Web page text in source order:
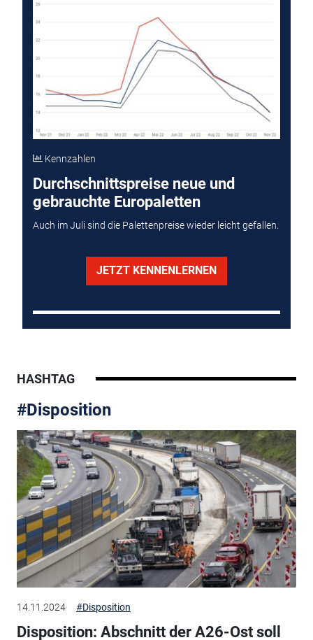
Kennzahlen
Durchschnittspreise neue und
gebrauchte Europaletten
Auch im Juli sind die Palettenpreise wieder leicht gefallen.
JETZT KENNENLERNEN
HASHTAG
#Disposition
14.11.2024 #Disposition
Disposition: Abschnitt der A26-Ost soll